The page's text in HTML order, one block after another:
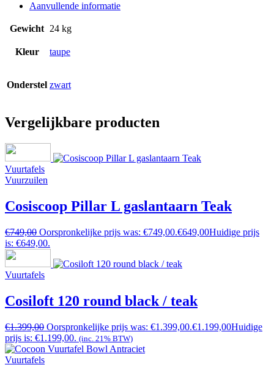
Aanvullende informatie
Gewicht 24 kg
Kleur taupe
Onderstel zwart
Vergelijkbare producten
Vuurtafels
Vuurzuilen
Cosiscoop Pillar L gaslantaarn Teak
€749,00 Oorspronkelijke prijs was: €749,00.€649,00Huidige prijs
is: €649,00.
Vuurtafels
Cosiloft 120 round black / teak
€1.399,00 Oorspronkelijke prijs was: €1.399,00.€1.199,00Huidige
prijs is: €1.199,00. (inc. 21% BTW)
Vuurtafels